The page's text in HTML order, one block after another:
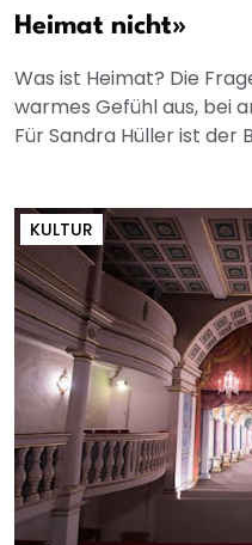
Heimat nicht»
Was ist Heimat? Die
warmes Gefühl aus, bei
Für Sandra Hüller ist der
KULTUR